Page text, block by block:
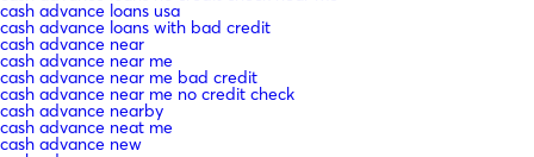
cash advance loans usa
cash advance loans with bad credit
cash advance near
cash advance near me
cash advance near me bad credit
cash advance near me no credit check
cash advance nearby
cash advance neat me
cash advance new